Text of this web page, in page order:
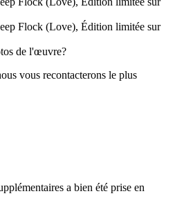
de l'œuvre?
vous recontacterons le plus
a bien été prise en